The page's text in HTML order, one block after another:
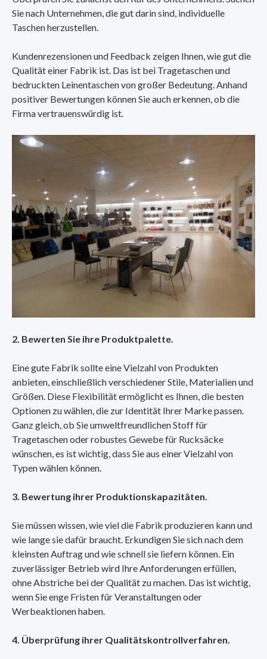
Sie nach Unternehmen, die gut darin sind, individuelle
Taschen herzustellen.
Kundenrezensionen und Feedback zeigen Ihnen, wie gut die
Qualität einer Fabrik ist. Das ist bei Tragetaschen und
bedruckten Leinentaschen von großer Bedeutung. Anhand
positiver Bewertungen können Sie auch erkennen, ob die
Firma vertrauenswürdig ist.
2. Bewerten Sie ihre Produktpalette.
Eine gute Fabrik sollte eine Vielzahl von Produkten
anbieten, einschließlich verschiedener Stile, Materialien und
Größen. Diese Flexibilität ermöglicht es Ihnen, die besten
Optionen zu wählen, die zur Identität Ihrer Marke passen.
Ganz gleich, ob Sie umweltfreundlichen Stoff für
Tragetaschen oder robustes Gewebe für Rucksäcke
wünschen, es ist wichtig, dass Sie aus einer Vielzahl von
Typen wählen können.
3. Bewertung ihrer Produktionskapazitäten.
Sie müssen wissen, wie viel die Fabrik produzieren kann und
wie lange sie dafür braucht. Erkundigen Sie sich nach dem
kleinsten Auftrag und wie schnell sie liefern können. Ein
zuverlässiger Betrieb wird Ihre Anforderungen erfüllen,
ohne Abstriche bei der Qualität zu machen. Das ist wichtig,
wenn Sie enge Fristen für Veranstaltungen oder
Werbeaktionen haben.
4. Überprüfung ihrer Qualitätskontrollverfahren.